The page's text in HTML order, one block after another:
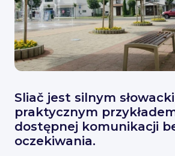
Sliač jest silnym
praktycznym
dostępnej komunikacji
oczekiwania.